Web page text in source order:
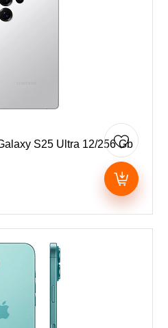
S25 Ultra 12/256 Gb